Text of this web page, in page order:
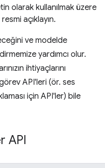
olarak kullanılmak üzere
açıklayın.
ve modelde
yardımcı olur.
ihtiyaçlarını
API'leri (ör. ses
için API'ler) bile
API